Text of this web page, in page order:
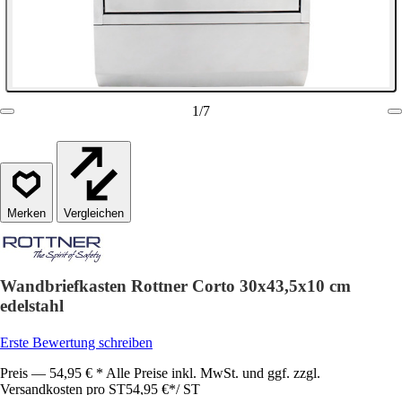
1/7
Vergleichen
Wandbriefkasten Rottner Corto 30x43,5x10 cm
edelstahl
Erste Bewertung schreiben
Preis — 54,95 € * Alle Preise inkl. MwSt. und ggf. zzgl.
Versandkosten pro ST54,95 €*/ ST